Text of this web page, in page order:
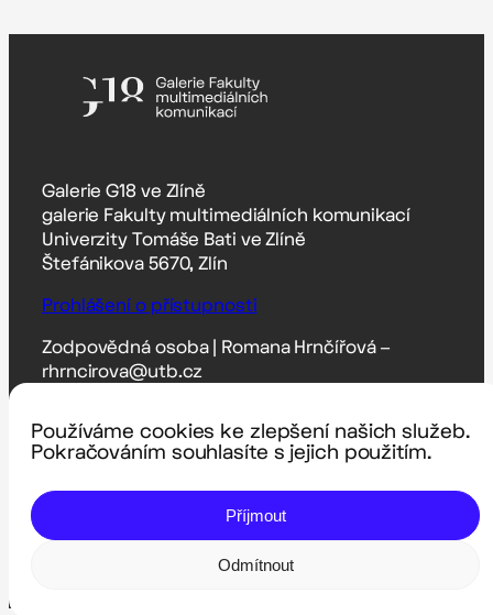
Používáme cookies ke zlepšení našich služeb.
Pokračováním souhlasíte s jejich použitím.
Příjmout
Odmítnout
Galerie G18 ve Zlíně
galerie Fakulty multimediálních komunikací
Univerzity Tomáše Bati ve Zlíně
Štefánikova 5670, Zlín
Prohlášení o přístupnosti
Zodpovědná osoba | Romana Hrnčířová –
rhrncirova@utb.cz
Provoz galerie G18 může fungovat díky
podpoře a spolupráci s těmito partnery: